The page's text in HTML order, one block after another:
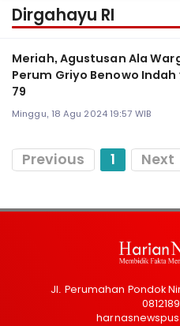
Dirgahayu RI
Meriah, Agustusan Ala
Perum Griyo Benowo Indah
79
Minggu, 18 Agu 2024 19:57 WIB
Previous 1 Next
Jl. Perumahan Pondok